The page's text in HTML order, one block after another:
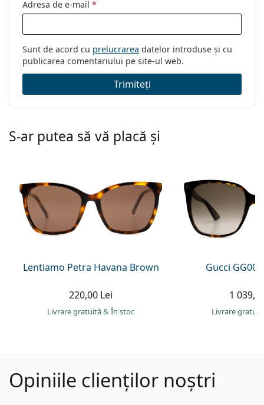
Adresa de e-mail *
Sunt de acord cu prelucrarea datelor introduse și cu
publicarea comentariului pe site-ul web.
Trimiteți
S-ar putea să vă placă și
Lentiamo Petra Havana Brown
220,00 Lei
Livrare gratuită& În stoc
Gucci
1
Livrare
Opiniile clienților noștri